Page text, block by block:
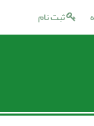
ثبت نام